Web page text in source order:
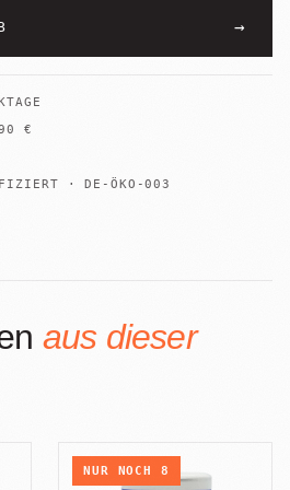
→
€
· DE-ÖKO-003
aus dieser
NUR NOCH 8